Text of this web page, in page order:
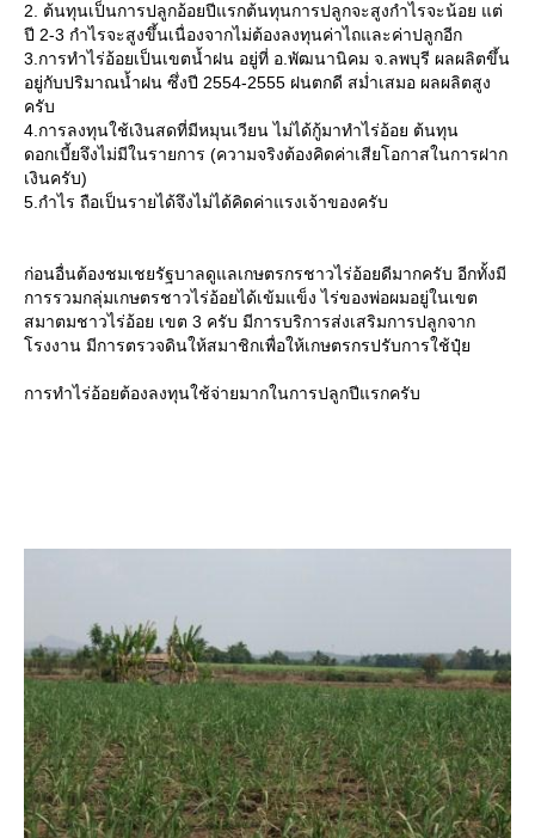
2. ต้นทุนเป็นการปลูกอ้อยปีแรกต้นทุนการปลูกจะสูงกำไรจะน้อย แต่
ปี 2-3 กำไรจะสูงขึ้นเนื่องจากไม่ต้องลงทุนค่าไถและค่าปลูกอีก
3.การทำไร่อ้อยเป็นเขตน้ำฝน อยู่ที่ อ.พัฒนานิคม จ.ลพบุรี ผลผลิตขึ้น
อยู่กับปริมาณน้ำฝน ซึ่งปี 2554-2555 ฝนตกดี สม่ำเสมอ ผลผลิตสูง
ครับ
4.การลงทุนใช้เงินสดที่มีหมุนเวียน ไม่ได้กู้มาทำไร่อ้อย ต้นทุน
ดอกเบี้ยจึงไม่มีในรายการ (ความจริงต้องคิดค่าเสียโอกาสในการฝาก
เงินครับ)
5.กำไร ถือเป็นรายได้จึงไม่ได้คิดค่าแรงเจ้าของครับ
ก่อนอื่นต้องชมเชยรัฐบาลดูแลเกษตรกรชาวไร่อ้อยดีมากครับ อีกทั้งมี
การรวมกลุ่มเกษตรชาวไร่อ้อยได้เข้มแข็ง ไร่ของพ่อผมอยู่ในเขต
สมาตมชาวไร่อ้อย เขต 3 ครับ มีการบริการส่งเสริมการปลูกจาก
รงงาน มีการตรวจดินให้สมาชิกเพื่อให้เกษตรกรปรับการใช้ปุ๋
การทำไร่อ้อยต้องลงทุนใช้จ่ายมากในการปลูกปีแรกครับ